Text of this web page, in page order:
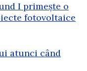
I primește o
fotovoltaice
atunci când